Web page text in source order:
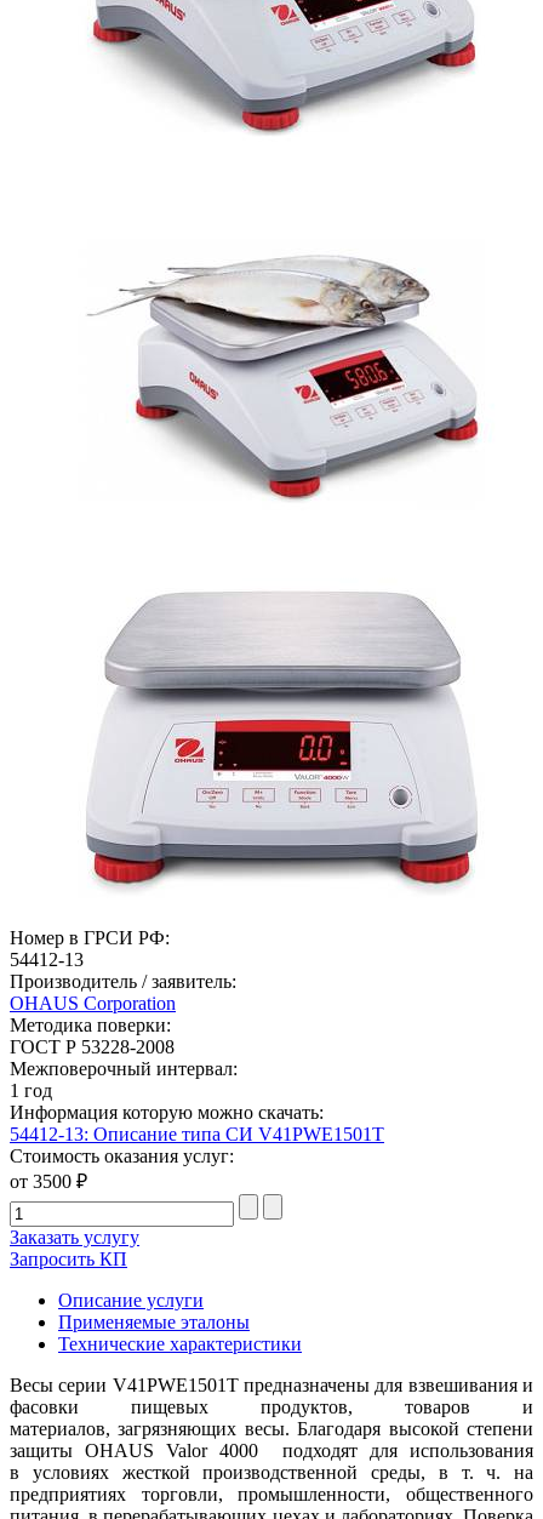
Номер в ГРСИ РФ:
54412-13
Производитель / заявитель:
OHAUS Corporation
Методика поверки:
ГОСТ Р 53228-2008
Межповерочный интервал:
1 год
Информация которую можно скачать:
54412-13: Описание типа СИ V41PWE1501T
Стоимость оказания услуг:
от 3500 ₽
Заказать услугу
Запросить КП
Описание услуги
Применяемые эталоны
Технические характеристики
Весы серии V41PWE1501T предназначены для взвешивания и
фасовки пищевых продуктов, товаров и
материалов, загрязняющих весы. Благодаря высокой степени
защиты OHAUS Valor 4000
подходят для использования
в условиях жесткой производственной среды, в т. ч. на
предприятиях торговли, промышленности, общественного